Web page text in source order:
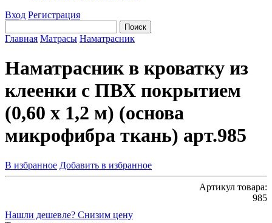
Вход Регистрация
Главная Матрасы Наматрасник
Наматрасник в кроватку из
клеенки с ПВХ покрытием
(0,60 х 1,2 м) (основа
микрофибра ткань) арт.985
В избранное Добавить в избранное
Артикул товара:
985
Нашли дешевле? Снизим цену